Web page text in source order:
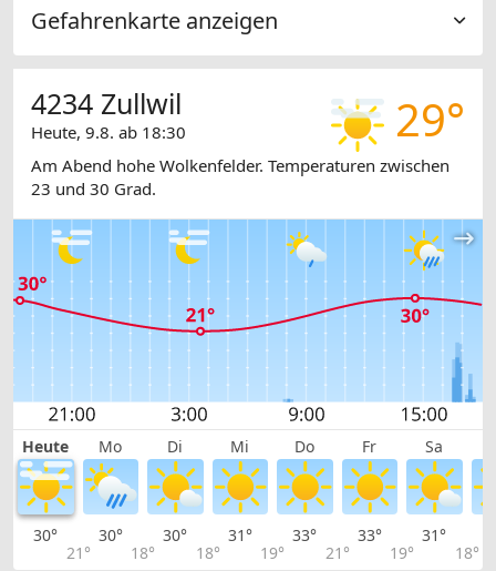
Gefahrenkarte anzeigen
29°
4234 Zullwil
Heute, 9.8. ab 18:30
Am Abend hohe Wolkenfelder. Temperaturen zwischen
23 und 30 Grad.
Heute Mo Di Mi Do Fr Sa
30°
21°
30°
18°
30°
18°
31°
19°
33°
21°
33°
19°
31°
18°